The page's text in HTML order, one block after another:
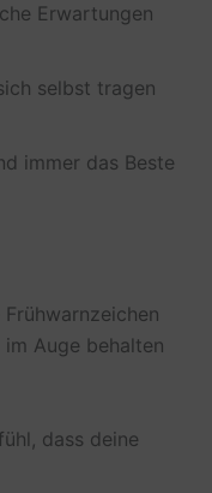
Erwartungen
selbst tragen
immer das Beste
Auge behalten
dass deine